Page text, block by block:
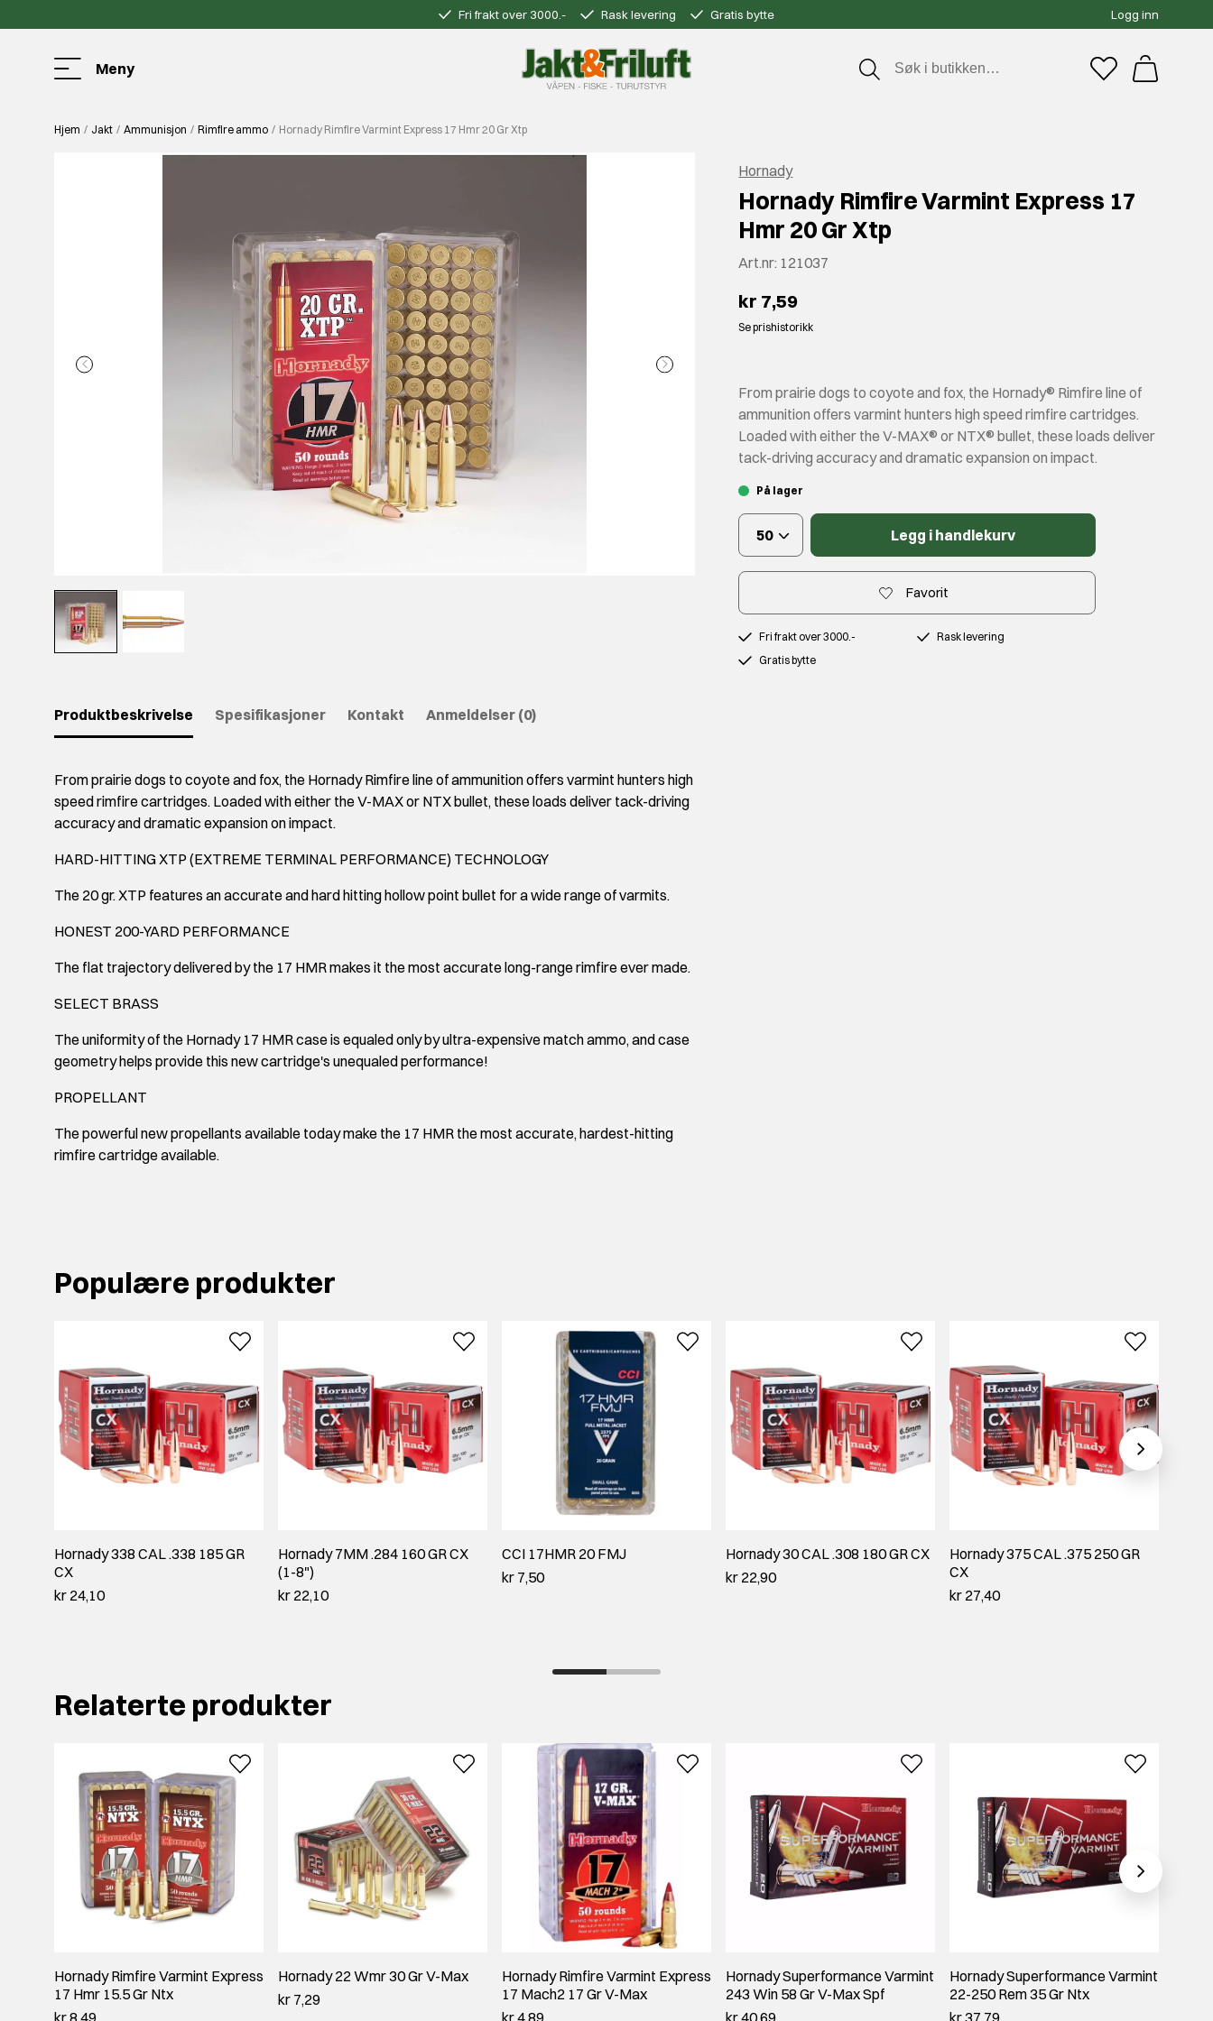
Fri frakt over 3000.- Rask levering Gratis bytte Logg inn
Meny
Hjem Jakt Ammunisjon Rimfire ammo Hornady Rimfire Varmint Express 17 Hmr 20 Gr Xtp
Produktbeskrivelse Spesifikasjoner Kontakt Anmeldelser (0)
From prairie dogs to coyote and fox, the Hornady Rimfire line of ammunition offers varmint hunters high
speed rimfire cartridges. Loaded with either the V-MAX or NTX bullet, these loads deliver tack-driving
accuracy and dramatic expansion on impact.
HARD-HITTING XTP (EXTREME TERMINAL PERFORMANCE) TECHNOLOGY
The 20 gr. XTP features an accurate and hard hitting hollow point bullet for a wide range of varmits.
HONEST 200-YARD PERFORMANCE
The flat trajectory delivered by the 17 HMR makes it the most accurate long-range rimfire ever made.
SELECT BRASS
The uniformity of the Hornady 17 HMR case is equaled only by ultra-expensive match ammo, and case
geometry helps provide this new cartridge's unequaled performance!
PROPELLANT
The powerful new propellants available today make the 17 HMR the most accurate, hardest-hitting
rimfire cartridge available.
Hornady
Hornady Rimfire Varmint Express 17
Hmr 20 Gr Xtp
Art.nr: 121037
kr 7,59
Se prishistorikk
From prairie dogs to coyote and fox, the Hornady® Rimfire line of
ammunition offers varmint hunters high speed rimfire cartridges.
Loaded with either the V-MAX® or NTX® bullet, these loads deliver
tack-driving accuracy and dramatic expansion on impact.
På lager
50 Legg i handlekurv
Favorit
Fri frakt over 3000.-
Rask levering
Gratis bytte
Populære produkter
Hornady 338 CAL .338 185 GR
CX
kr 24,10
Hornady 7MM .284 160 GR CX
(1-8")
kr 22,10
CCI 17HMR 20 FMJ
kr 7,50
Hornady 30 CAL .308 180 GR CX
kr 22,90
Hornady 375 CAL .375 250 GR
CX
kr 27,40
Relaterte produkter
Hornady Rimfire Varmint Express
17 Hmr 15.5 Gr Ntx
Hornady 22 Wmr 30 Gr V-Max
kr 7,29
Hornady Rimfire Varmint Express
17 Mach2 17 Gr V-Max
Hornady Superformance Varmint
243 Win 58 Gr V-Max Spf
Hornady Superformance Varmint
22-250 Rem 35 Gr Ntx